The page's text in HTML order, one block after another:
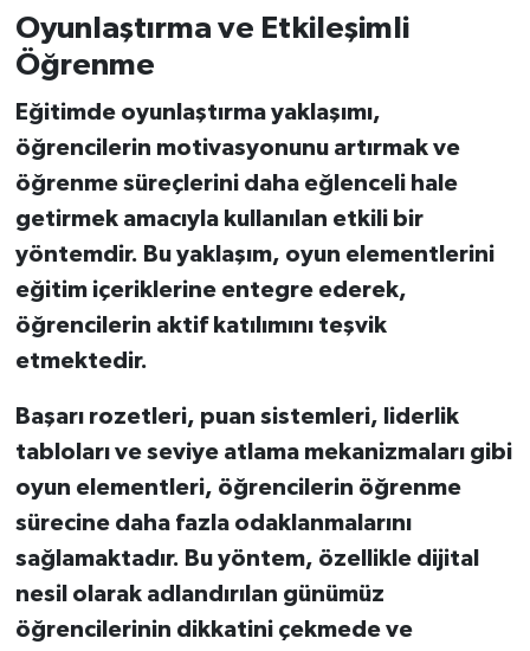
Oyunlaştırma ve Etkileşimli
Öğrenme
Eğitimde oyunlaştırma yaklaşımı,
öğrencilerin motivasyonunu artırmak ve
öğrenme süreçlerini daha eğlenceli hale
getirmek amacıyla kullanılan etkili bir
yöntemdir. Bu yaklaşım, oyun elementlerini
eğitim içeriklerine entegre ederek,
öğrencilerin aktif katılımını teşvik
etmektedir.
Başarı rozetleri, puan sistemleri, liderlik
tabloları ve seviye atlama mekanizmaları gibi
oyun elementleri, öğrencilerin öğrenme
sürecine daha fazla odaklanmalarını
sağlamaktadır. Bu yöntem, özellikle dijital
nesil olarak adlandırılan günümüz
öğrencilerinin dikkatini çekmede ve